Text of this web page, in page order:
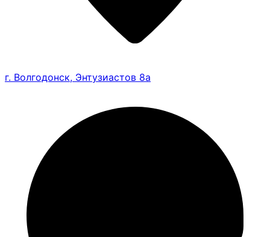
г. Волгодонск, Энтузиастов 8а